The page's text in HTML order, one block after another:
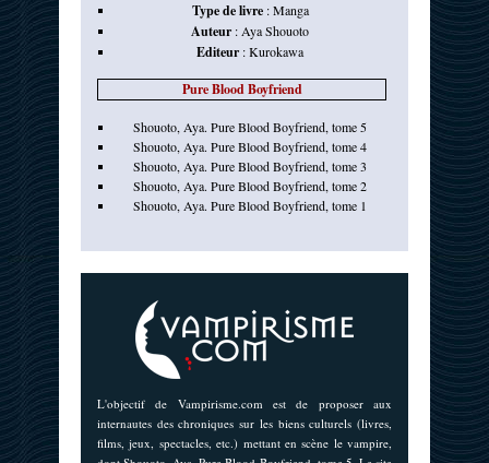
Type de livre:Manga
Auteur : Aya Shouoto
Editeur :Kurokawa
Pure Blood Boyfriend
Shouoto, Aya. Pure Blood Boyfriend, tome 5
Shouoto, Aya. Pure Blood Boyfriend, tome 4
Shouoto, Aya. Pure Blood Boyfriend, tome 3
Shouoto, Aya. Pure Blood Boyfriend, tome 2
Shouoto, Aya. Pure Blood Boyfriend, tome 1
L'objectif de Vampirisme.com est de proposer aux
internautes des chroniques sur les biens culturels (livres,
films, jeux, spectacles, etc.) mettant en scène le vampire,